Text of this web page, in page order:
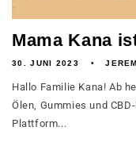
Mama Kana
30. JUNI 2023
Hallo Familie Kana! Ab
Ölen, Gummies und
Plattform...